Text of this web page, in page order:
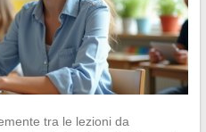
tra le lezioni da